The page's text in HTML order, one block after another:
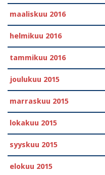
maaliskuu 2016
helmikuu 2016
tammikuu 2016
joulukuu 2015
marraskuu 2015
lokakuu 2015
syyskuu 2015
elokuu 2015